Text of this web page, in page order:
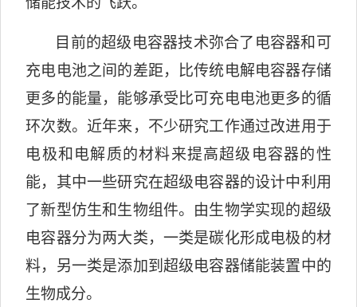
目前的超级电容器技术弥合了电容器和可
充电电池之间的差距，比传统电解电容器存储
更多的能量，能够承受比可充电电池更多的循
环次数。近年来，不少研究工作通过改进用于
电极和电解质的材料来提高超级电容器的性
能，其中一些研究在超级电容器的设计中利用
了新型仿生和生物组件。由生物学实现的超级
电容器分为两大类，一类是碳化形成电极的材
料，另一类是添加到超级电容器储能装置中的
生物成分。